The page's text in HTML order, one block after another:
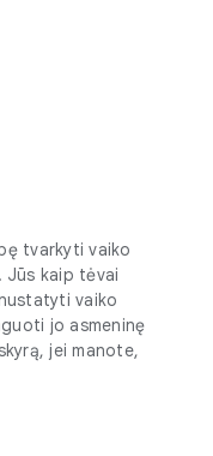
tvarkyti vaiko
Jūs kaip tėvai
vaiko
jo asmeninę
jei manote,